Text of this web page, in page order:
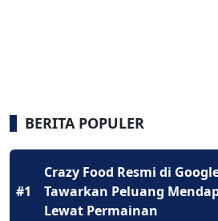
BERITA POPULER
#1
Crazy Food Resmi di
Tawarkan Peluang
Lewat Permainan